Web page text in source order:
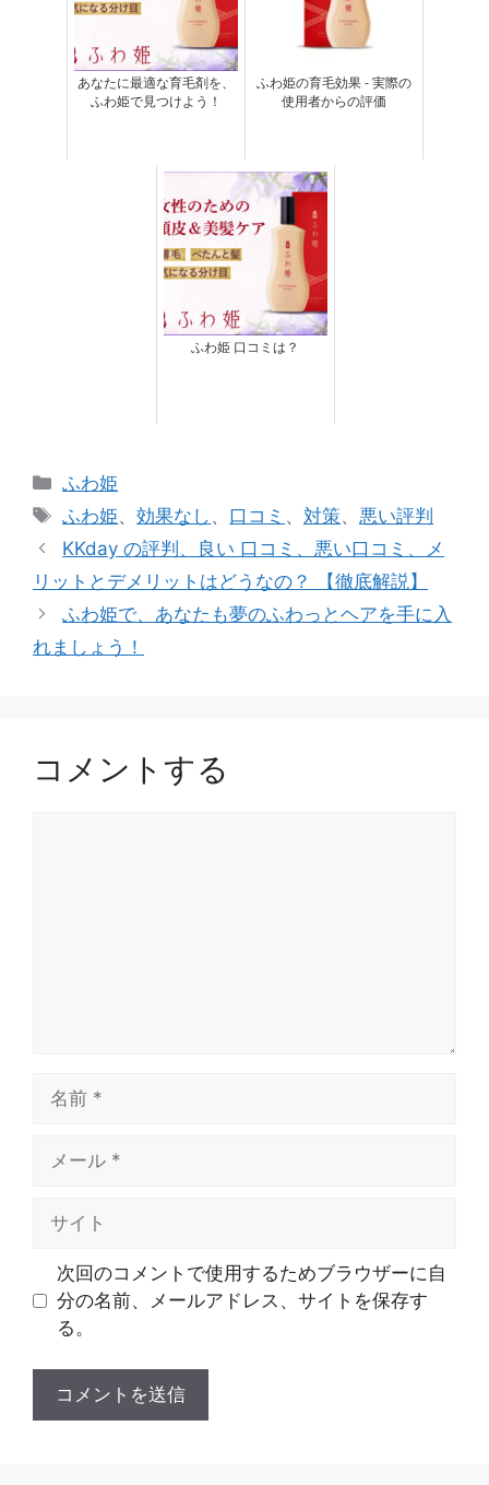
あなたに最適な育毛剤を、
ふわ姫で見つけよう！
ふわ姫の育毛効果 - 実際の
使用者からの評価
ふわ姫 口コミは？
カ
テ
リ
ー
ふわ姫
タ
グ
ふわ姫、効果なし 、 口コミ 、対策、 悪い評判
KKday の評判、良い 口コミ、悪い口コミ、メ
リットとデメリットはどうなの？ 【徹底解説】
ふわ姫で、あなたも夢のふわっとヘアを手に入
れましょう！
コメントする
次回のコメントで使用するためブラウザーに自
分の名前、メールアドレス、サイトを保存す
る。